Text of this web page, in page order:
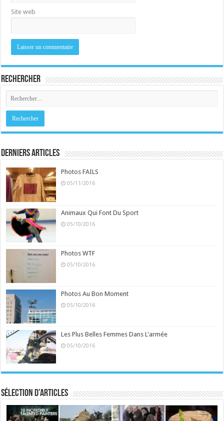
Site web
Rechercher
Derniers Articles
Photos FAILS
05/11/2016
Animaux Qui Font Du Sport
05/10/2016
Photos WTF
05/10/2016
Photos Au Bon Moment
05/10/2016
Les Plus Belles Femmes Dans L'armée
05/10/2016
Sélection d’articles